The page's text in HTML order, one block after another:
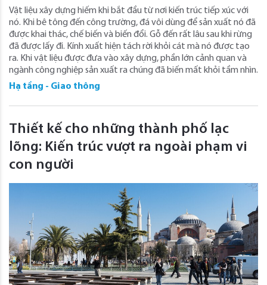
Vật liệu xây dựng hiếm khi bắt đầu từ nơi kiến ​​trúc tiếp xúc với
nó. Khi bê tông đến công trường, đá vôi dùng để sản xuất nó đã
được khai thác, chế biến và biến đổi. Gỗ đến rất lâu sau khi rừng
đã được lấy đi. Kính xuất hiện tách rời khỏi cát mà nó được tạo
ra. Khi vật liệu được đưa vào xây dựng, phần lớn cảnh quan và
ngành công nghiệp sản xuất ra chúng đã biến mất khỏi tầm nhìn.
Hạ tầng - Giao thông
Thiết kế cho những thành phố lạc
lõng: Kiến trúc vượt ra ngoài phạm vi
con người